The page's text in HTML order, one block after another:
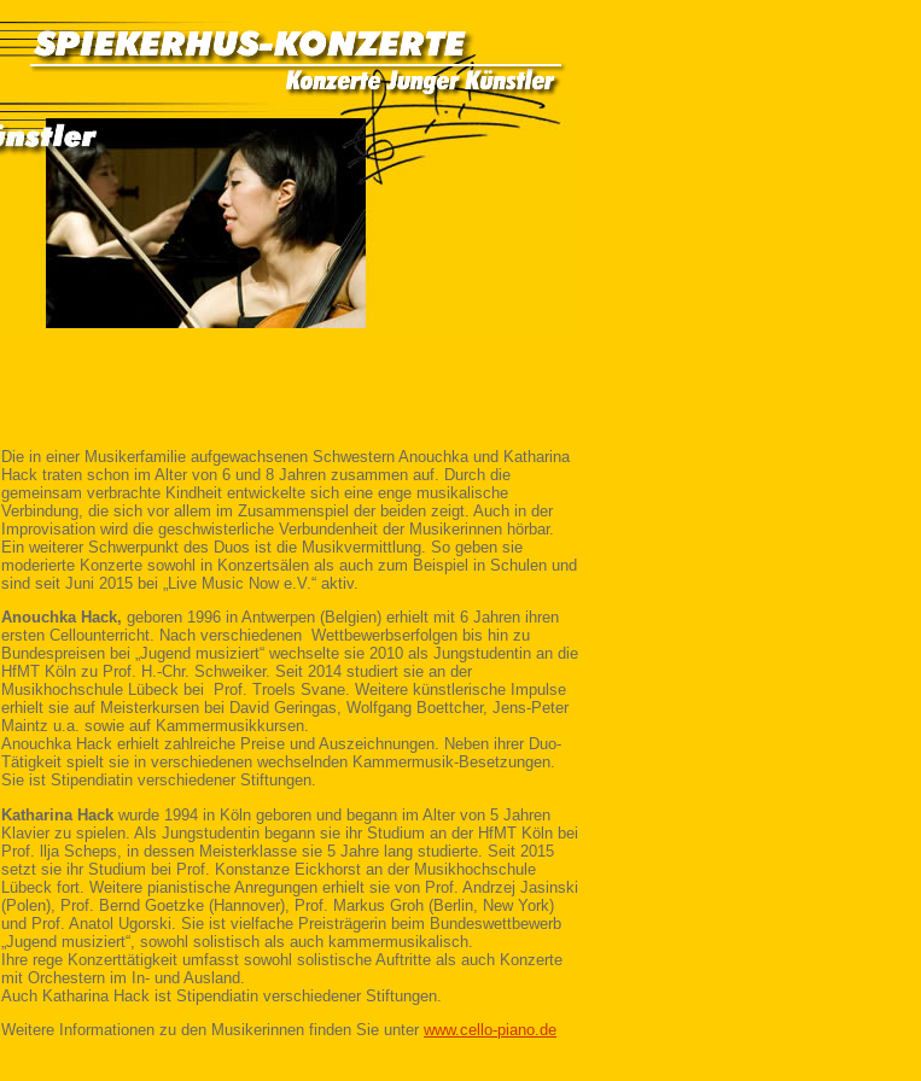
Die in einer Musikerfamilie aufgewachsenen Schwestern Anouchka und Katharina
Hack traten schon im Alter von 6 und 8 Jahren zusammen auf. Durch die
gemeinsam verbrachte Kindheit entwickelte sich eine enge musikalische
Verbindung, die sich vor allem im Zusammenspiel der beiden zeigt. Auch in der
Improvisation wird die geschwisterliche Verbundenheit der Musikerinnen hörbar.
Ein weiterer Schwerpunkt des Duos ist die Musikvermittlung. So geben sie
moderierte Konzerte sowohl in Konzertsälen als auch zum Beispiel in Schulen und
sind seit Juni 2015 bei „Live Music Now e.V.“ aktiv.
Anouchka Hack, geboren 1996 in Antwerpen (Belgien) erhielt mit 6 Jahren ihren
ersten Cellounterricht. Nach verschiedenen Wettbewerbserfolgen bis hin zu
Bundespreisen bei „Jugend musiziert“ wechselte sie 2010 als Jungstudentin an die
HfMT Köln zu Prof. H.-Chr. Schweiker. Seit 2014 studiert sie an der
Musikhochschule Lübeck bei Prof. Troels Svane. Weitere künstlerische Impulse
erhielt sie auf Meisterkursen bei David Geringas, Wolfgang Boettcher, Jens-Peter
Maintz u.a. sowie auf Kammermusikkursen.
Anouchka Hack erhielt zahlreiche Preise und Auszeichnungen. Neben ihrer Duo-
Tätigkeit spielt sie in verschiedenen wechselnden Kammermusik-Besetzungen.
Sie ist Stipendiatin verschiedener Stiftungen.
Katharina Hack wurde 1994 in Köln geboren und begann im Alter von 5 Jahren
Klavier zu spielen. Als Jungstudentin begann sie ihr Studium an der HfMT Köln bei
Prof. llja Scheps, in dessen Meisterklasse sie 5 Jahre lang studierte. Seit 2015
setzt sie ihr Studium bei Prof. Konstanze Eickhorst an der Musikhochschule
Lübeck fort. Weitere pianistische Anregungen erhielt sie von Prof. Andrzej Jasinski
(Polen), Prof. Bernd Goetzke (Hannover), Prof. Markus Groh (Berlin, New York)
und Prof. Anatol Ugorski. Sie ist vielfache Preisträgerin beim Bundeswettbewerb
„Jugend musiziert“, sowohl solistisch als auch kammermusikalisch.
Ihre rege Konzerttätigkeit umfasst sowohl solistische Auftritte als auch Konzerte
mit Orchestern im In- und Ausland.
Auch Katharina Hack ist Stipendiatin verschiedener Stiftungen.
Weitere Informationen zu den Musikerinnen finden Sie unter www.cello-piano.de